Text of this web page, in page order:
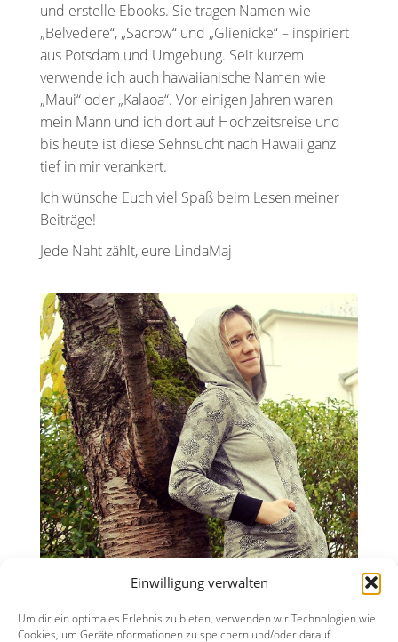
Einwilligung verwalten
Um dir ein optimales Erlebnis zu bieten, verwenden wir Technologien wie
Cookies, um Geräteinformationen zu speichern und/oder darauf
und erstelle Ebooks. Sie tragen Namen wie
„Belvedere“, „Sacrow“ und „Glienicke“ – inspiriert
aus Potsdam und Umgebung. Seit kurzem
verwende ich auch hawaiianische Namen wie
„Maui“ oder „Kalaoa“. Vor einigen Jahren waren
mein Mann und ich dort auf Hochzeitsreise und
bis heute ist diese Sehnsucht nach Hawaii ganz
tief in mir verankert.
Ich wünsche Euch viel Spaß beim Lesen meiner
Beiträge!
Jede Naht zählt, eure LindaMaj